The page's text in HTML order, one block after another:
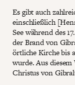
Es gibt auch
einschließlich
See während des
der Brand von
örtliche Kirche bis
wurde. Aus
Christus von